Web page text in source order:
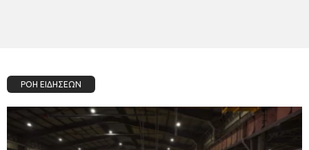
ΡΟΗ ΕΙΔΗΣΕΩΝ